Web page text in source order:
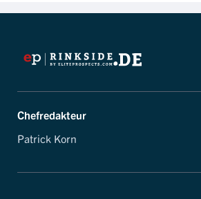
Chefredakteur
Patrick Korn